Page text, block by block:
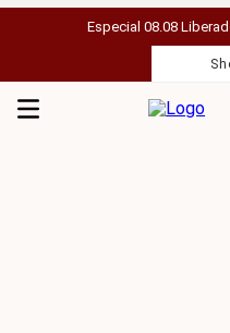
Especial 08.08